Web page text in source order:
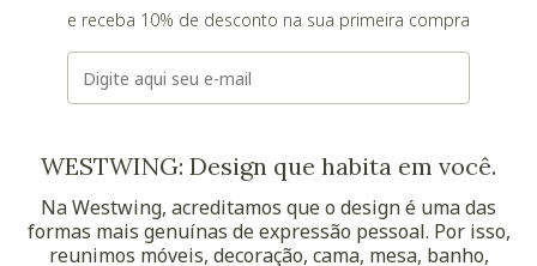
e receba 10% de desconto na sua primeira compra
E-mail
WESTWING: Design que habita em você.
Na Westwing, acreditamos que o design é uma das
formas mais genuínas de expressão pessoal. Por isso,
reunimos móveis, decoração, cama, mesa, banho,